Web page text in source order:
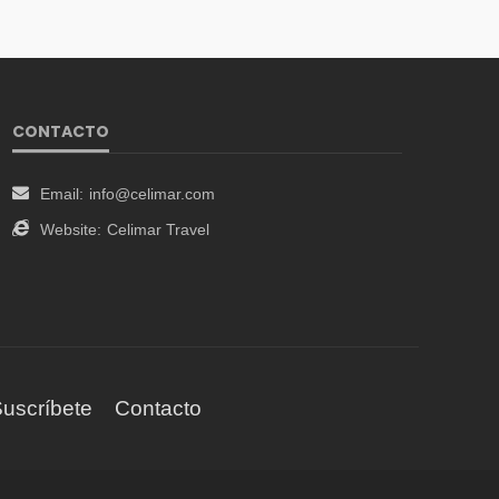
CONTACTO
Email: info@celimar.com
Website: Celimar Travel
Contacto